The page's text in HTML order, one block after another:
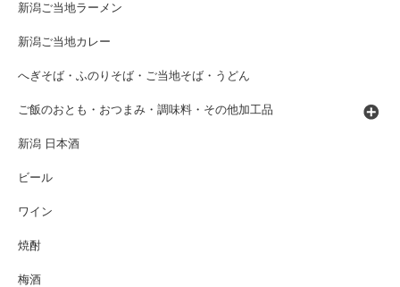
新潟ご当地ラーメン
新潟ご当地カレー
へぎそば・ふのりそば・ご当地そば・うどん
ご飯のおとも・おつまみ・調味料・その他加工品
新潟 日本酒
ビール
ワイン
焼酎
梅酒